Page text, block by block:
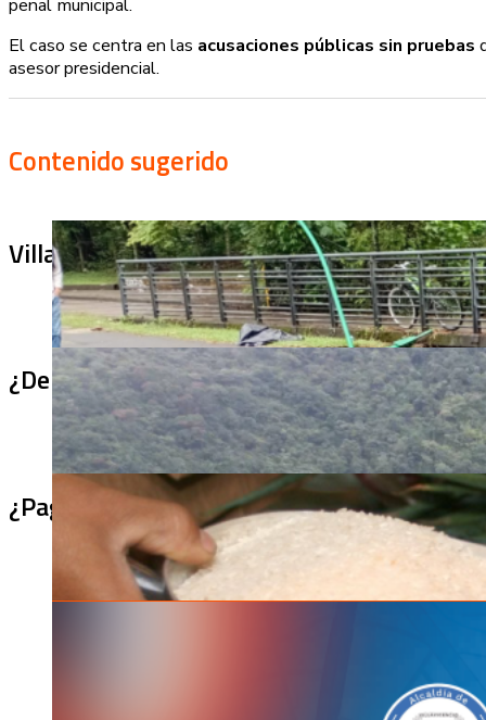
penal municipal.
El caso se centra en las acusaciones públicas sin pruebas
asesor presidencial.
Contenido sugerido
Villa Julia no puede tapar el problema:
¿De qué sirve un puente terminado si no
¿Pagaron menos de lo permitido por el